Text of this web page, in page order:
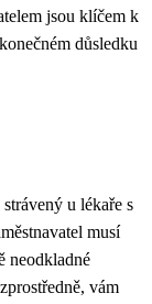
jsou klíčem k
důsledku
u lékaře s
musí
neodkladné
vám